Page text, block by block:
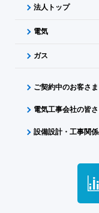
法人トップ
電気
ガス
ご契約中のお客さま
電気工事会社の皆さ
設備設計・工事関